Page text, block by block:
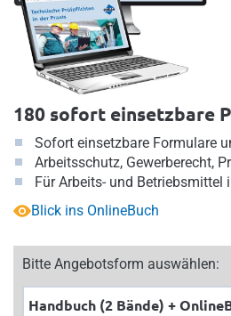
180 sofort einsetzbare
Sofort einsetzbare Formulare
Arbeitsschutz, Gewerberecht,
Für Arbeits- und Betriebsmittel
Blick ins OnlineBuch
Bitte Angebotsform auswählen:
Handbuch (2 Bände) +